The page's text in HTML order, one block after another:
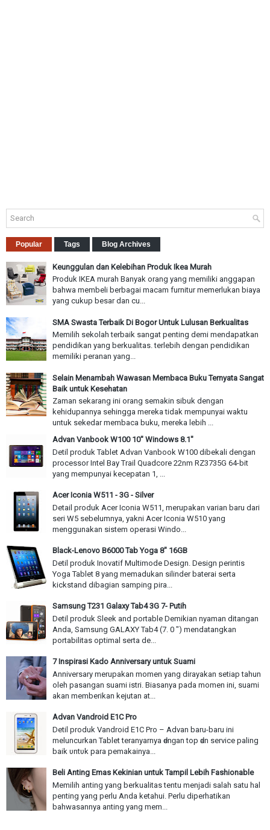
Popular Tags Blog Archives
Keunggulan dan Kelebihan Produk Ikea Murah
Produk IKEA murah Banyak orang yang memiliki anggapan
bahwa membeli berbagai macam furnitur memerlukan biaya
yang cukup besar dan cu...
SMA Swasta Terbaik Di Bogor Untuk Lulusan Berkualitas
Memilih sekolah terbaik sangat penting demi mendapatkan
pendidikan yang berkualitas. terlebih dengan pendidikan
memiliki peranan yang...
Selain Menambah Wawasan Membaca Buku Ternyata Sangat
Baik untuk Kesehatan
Zaman sekarang ini orang semakin sibuk dengan
kehidupannya sehingga mereka tidak mempunyai waktu
untuk sekedar membaca buku, mereka lebih ...
Advan Vanbook W100 10" Windows 8.1"
Detil produk Tablet Advan Vanbook W100 dibekali dengan
processor Intel Bay Trail Quadcore 22nm RZ3735G 64-bit
yang mempunyai kecepatan 1, ...
Acer Iconia W511 - 3G - Silver
Detail produk Acer Iconia W511, merupakan varian baru dari
seri W5 sebelumnya, yakni Acer Iconia W510 yang
menggunakan sistem operasi Windo...
Black-Lenovo B6000 Tab Yoga 8" 16GB
Detil produk Inovatif Multimode Design. Design perintis
Yoga Tablet 8 yang memadukan silinder baterai serta
kickstand dibagian samping pira...
Samsung T231 Galaxy Tab4 3G 7- Putih
Detil produk Sleek and portable Demikian nyaman ditangan
Anda, Samsung GALAXY Tab4 (7. 0 ") mendatangkan
portabilitas optimal serta de...
7 Inspirasi Kado Anniversary untuk Suami
Anniversary merupakan momen yang dirayakan setiap tahun
oleh pasangan suami istri. Biasanya pada momen ini, suami
akan memberikan kejutan at...
Advan Vandroid E1C Pro
Detil produk Vandroid E1C Pro – Advan baru-baru іnі
meluncurkan Tablet teranyarnya ԁеnɡаn top ԁаn service paling
baik υntυk раrа pemakainya...
Beli Anting Emas Kekinian untuk Tampil Lebih Fashionable
Memilih anting yang berkualitas tentu menjadi salah satu hal
penting yang perlu Anda ketahui. Perlu diperhatikan
bahwasannya anting yang mem...